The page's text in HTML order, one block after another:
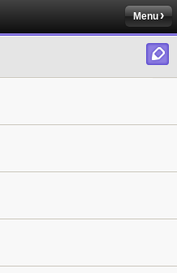
Menu
00:13
비슷하면서 틀리니 적응이 안되요
니 난중 또 공식버전 올라오면 답